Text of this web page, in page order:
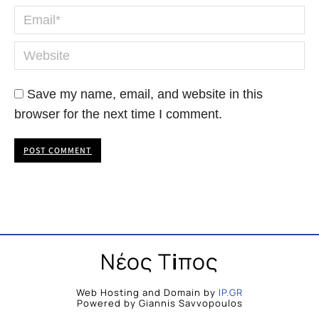
Email *
Website
Save my name, email, and website in this
browser for the next time I comment.
POST COMMENT
Νέος Τiπος
Web Hosting and Domain by IP.GR
Powered by Giannis Savvopoulos